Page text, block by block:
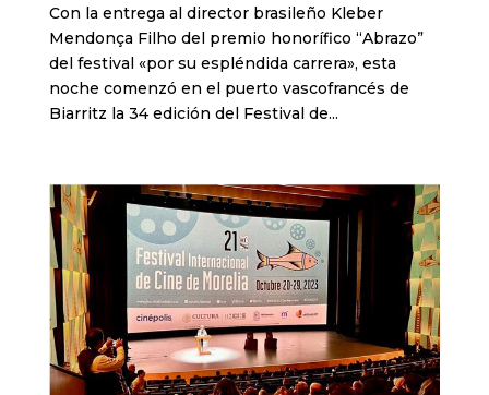
Con la entrega al director brasileño Kleber
Mendonça Filho del premio honorífico “Abrazo”
del festival «por su espléndida carrera», esta
noche comenzó en el puerto vascofrancés de
Biarritz la 34 edición del Festival de...